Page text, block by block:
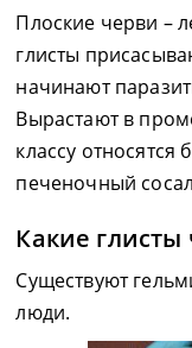
Плоские черви –
глисты
начинают
Вырастают в
классу
печеночный
Какие глисты
Существуют
люди.